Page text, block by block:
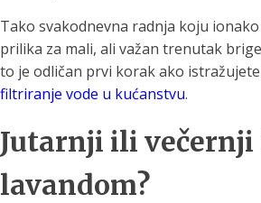
Tako svakodnevna radnja koju
prilika za mali, ali važan trenutak
to je odličan prvi korak ako
filtriranje vode u kućanstvu.
Jutarnji ili večernji
lavandom?